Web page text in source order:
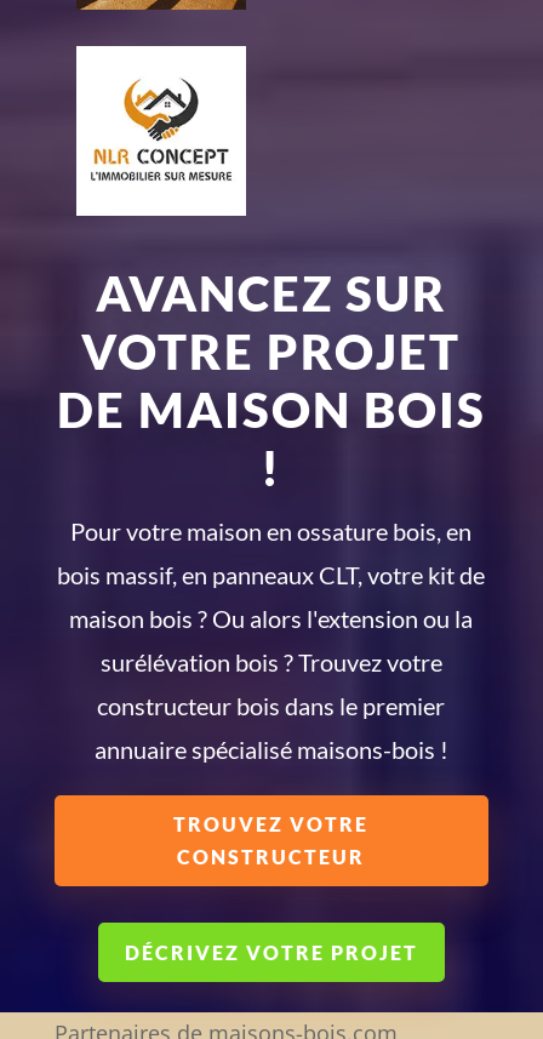
AVANCEZ SUR
VOTRE PROJET
DE MAISON BOIS
!
Pour votre maison en ossature bois, en
bois massif, en panneaux CLT, votre kit de
maison bois ? Ou alors l'extension ou la
surélévation bois ? Trouvez votre
constructeur bois dans le premier
annuaire spécialisé maisons-bois !
TROUVEZ VOTRE
CONSTRUCTEUR
DÉCRIVEZ VOTRE PROJET
Partenaires de maisons-bois.com